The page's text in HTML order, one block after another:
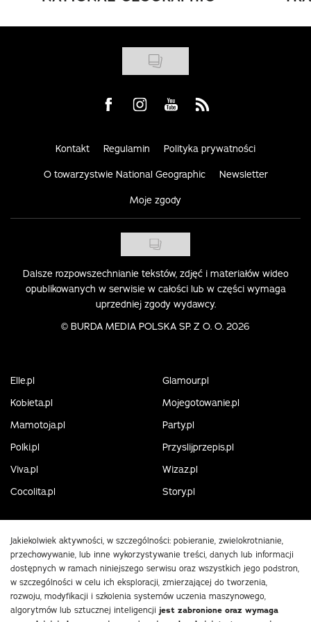
Visit us on Facebook
Visit us on Instagram
Visit us on Youtube
Visit us on Rss
Kontakt Regulamin Polityka prywatności
O towarzystwie National Geographic Newsletter
Moje zgody
Dalsze rozpowszechnianie tekstów, zdjęć i materiałów wideo
opublikowanych w serwisie w całości lub w części wymaga
uprzedniej zgody wydawcy.
© BURDA MEDIA POLSKA SP. Z O. O. 2026
Elle.pl
Glamour.pl
Kobieta.pl
Mojegotowanie.pl
Mamotoja.pl
Party.pl
Polki.pl
Przyslijprzepis.pl
Viva.pl
Wizaz.pl
Cocolita.pl
Story.pl
Jakiekolwiek aktywności, w szczególności: pobieranie, zwielokrotnianie,
przechowywanie, lub inne wykorzystywanie treści, danych lub informacji
dostępnych w ramach niniejszego serwisu oraz wszystkich jego podstron,
w szczególności w celu ich eksploracji, zmierzającej do tworzenia,
rozwoju, modyfikacji i szkolenia systemów uczenia maszynowego,
algorytmów lub sztucznej inteligencji jest zabronione oraz wymaga